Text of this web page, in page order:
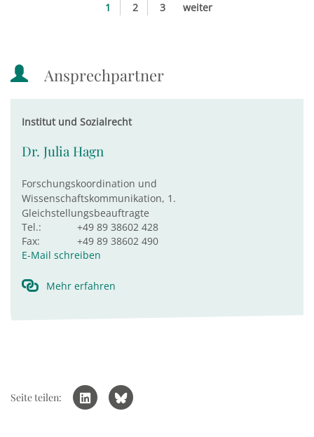
1 2 3 weiter
Ansprechpartner
Institut und Sozialrecht
Dr. Julia Hagn
Forschungskoordination und
Wissenschaftskommunikation, 1.
Gleichstellungsbeauftragte
Tel.:
+49 89 38602 428
Fax:
+49 89 38602 490
E-Mail schreiben
Mehr erfahren
Seite teilen: